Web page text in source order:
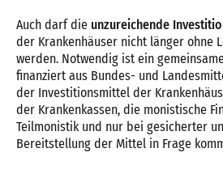
Auch darf die unzureichende
der Krankenhäuser nicht länger ohne
werden. Notwendig ist ein
finanziert aus Bundes- und
der Investitionsmittel der
der Krankenkassen, die monistische
Teilmonistik und nur bei gesicherter
Bereitstellung der Mittel in Frage